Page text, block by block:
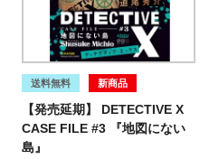
送料無料 新商品
【発売延期】
DETECTIVE X
CASE FILE #3 『地図にない
島』